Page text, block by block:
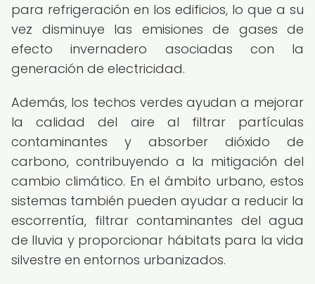
para refrigeración en los edificios, lo que a su
vez disminuye las emisiones de gases de
efecto invernadero asociadas con la
generación de electricidad.
Además, los techos verdes ayudan a mejorar
la calidad del aire al filtrar partículas
contaminantes y absorber dióxido de
carbono, contribuyendo a la mitigación del
cambio climático. En el ámbito urbano, estos
sistemas también pueden ayudar a reducir la
escorrentía, filtrar contaminantes del agua
de lluvia y proporcionar hábitats para la vida
silvestre en entornos urbanizados.